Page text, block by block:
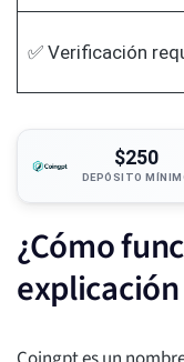
✅ Verificación
$250
DEPÓSITO
¿Cómo